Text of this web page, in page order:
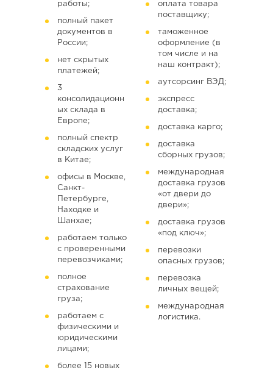
работы;
полный пакет
документов в
России;
нет скрытых
платежей;
3
консолидационн
ых склада в
Европе;
полный спектр
складских услуг
в Китае;
офисы в Москве,
Санкт-
Петербурге,
Находке и
Шанхае;
работаем только
с проверенными
перевозчиками;
полное
страхование
груза;
работаем с
физическими и
юридическими
лицами;
более 15 новых
оплата товара
поставщику;
таможенное
оформление (в
том числе и на
наш контракт);
аутсорсинг ВЭД;
экспресс
доставка;
доставка карго;
доставка
сборных грузов;
международная
доставка грузов
«от двери до
двери»;
доставка грузов
«под ключ»;
перевозки
опасных грузов;
перевозка
личных вещей;
международная
логистика.